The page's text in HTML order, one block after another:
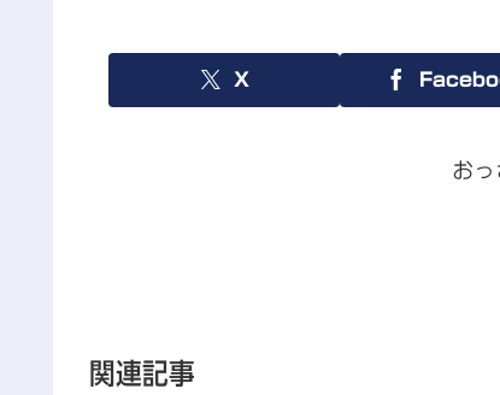
X
おっ
関連記事